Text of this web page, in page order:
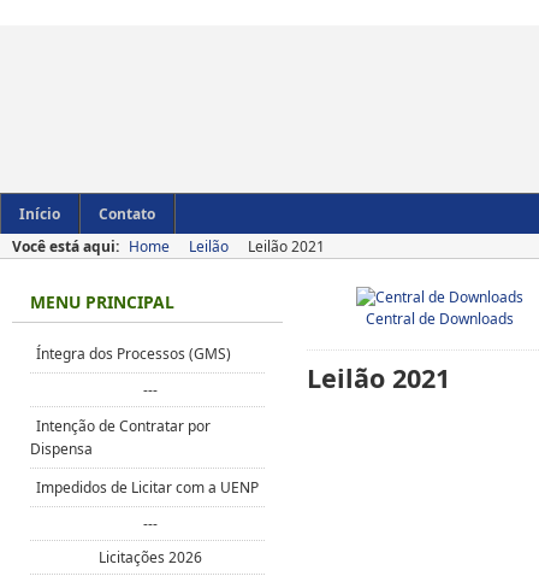
Início
Contato
Você está aqui: Home Leilão Leilão 2021
Central de Downloads
Leilão 2021
MENU PRINCIPAL
Íntegra dos Processos (GMS)
---
Intenção de Contratar por
Dispensa
Impedidos de Licitar com a UENP
---
Licitações 2026